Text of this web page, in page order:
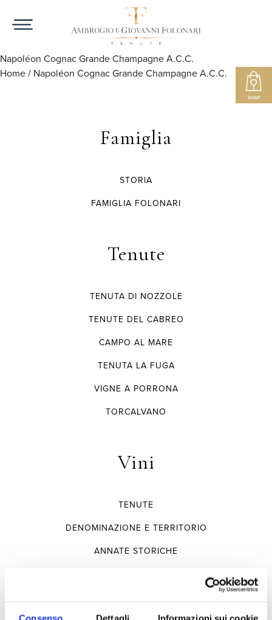
Napoléon Cognac Grande Champagne A.C.C.
Home/ Napoléon Cognac Grande Champagne A.C.C.
Famiglia
STORIA
FAMIGLIA FOLONARI
Tenute
TENUTA DI NOZZOLE
TENUTE DEL CABREO
CAMPO AL MARE
TENUTA LA FUGA
VIGNE A PORRONA
TORCALVANO
Vini
TENUTE
DENOMINAZIONE E TERRITORIO
ANNATE STORICHE